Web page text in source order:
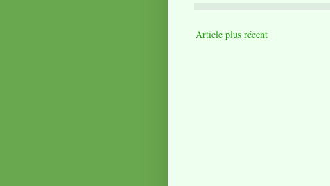
Article plus récent